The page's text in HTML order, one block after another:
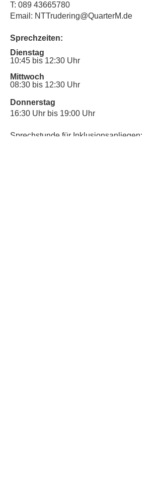
T: 089 43665780
Email: NTTrudering@QuarterM.de
Sprechzeiten:
Dienstag
10:45 bis 12:30 Uhr
Mittwoch
08:30 bis 12:30 Uhr
Donnerstag
16:30 Uhr bis 19:00 Uhr
Sprechstunde für Inklusionsanliegen: